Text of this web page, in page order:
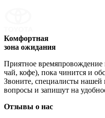
Комфортная
зона ожидания
Приятное
чай, кофе), пока чинится и
Звоните, специалисты нашей
вопросы и запишут на
Отзывы о нас